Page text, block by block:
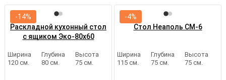
Раскладной кухонный стол
с ящиком Эко-80х60
Ширина
120 см.
Глубина
80 см.
Высота
75 см.
-14%
Стол Неаполь СМ-6
Ширина
115 см.
Глубина
75 см.
Высота
75 см.
-4%